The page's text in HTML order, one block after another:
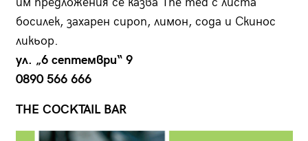
босилек, захарен сироп, лимон, сода и Скинос
ликьор.
ул. „6 септември“ 9
0890 566 666
THE COCKTAIL BAR